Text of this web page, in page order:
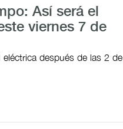
Así será el
viernes 7 de
después de las 2 de